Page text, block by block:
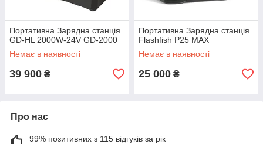
Портативна Зарядна станція
GD-HL 2000W-24V GD-2000
Немає в наявності
39 900 ₴
Портативна Зарядна станція
Flashfish P25 MAX
Немає в наявності
25 000 ₴
Про нас
99% позитивних з 115 відгуків за рік